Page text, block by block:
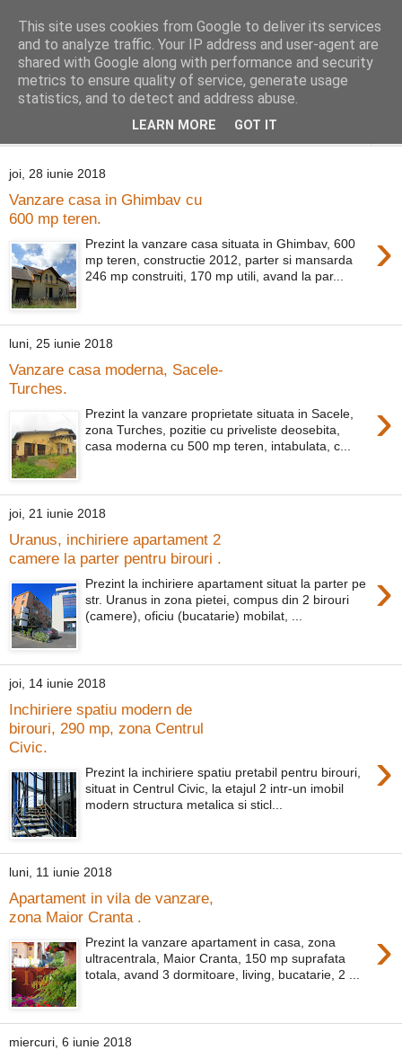
Distinct Imobiliare
Adrian Cocis 0742 129 909 ; Vasile Baciu 0768 440 185
joi, 28 iunie 2018
Vanzare casa in Ghimbav cu
600 mp teren.
›
Prezint la vanzare casa situata in Ghimbav, 600
mp teren, constructie 2012, parter si mansarda
246 mp construiti, 170 mp utili, avand la par...
luni, 25 iunie 2018
Vanzare casa moderna, Sacele-
Turches.
›
Prezint la vanzare proprietate situata in Sacele,
zona Turches, pozitie cu priveliste deosebita,
casa moderna cu 500 mp teren, intabulata, c...
joi, 21 iunie 2018
Uranus, inchiriere apartament 2
camere la parter pentru birouri .
›
Prezint la inchiriere apartament situat la parter pe
str. Uranus in zona pietei, compus din 2 birouri
(camere), oficiu (bucatarie) mobilat, ...
joi, 14 iunie 2018
Inchiriere spatiu modern de
birouri, 290 mp, zona Centrul
Civic.
›
Prezint la inchiriere spatiu pretabil pentru birouri,
situat in Centrul Civic, la etajul 2 intr-un imobil
modern structura metalica si sticl...
luni, 11 iunie 2018
Apartament in vila de vanzare,
zona Maior Cranta .
›
Prezint la vanzare apartament in casa, zona
ultracentrala, Maior Cranta, 150 mp suprafata
totala, avand 3 dormitoare, living, bucatarie, 2 ...
miercuri, 6 iunie 2018
This site uses cookies from Google to deliver its services
and to analyze traffic. Your IP address and user-agent are
shared with Google along with performance and security
metrics to ensure quality of service, generate usage
statistics, and to detect and address abuse.
LEARN MORE GOT IT